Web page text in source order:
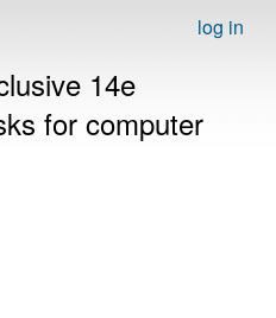
log in
14e
for computer